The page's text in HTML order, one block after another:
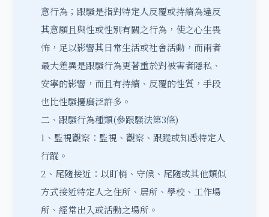
意行為；跟騷是指對特定人反覆或持續為違反
其意願且與性或性別有關之行為，使之心生畏
怖，足以影響其日常生活或社會活動，而兩者
最大差異是跟騷行為更著重於對被害者隱私、
安寧的影響，而且有持續、反覆的性質，手段
也比性騷擾廣泛許多。
二、跟騷行為種類(參跟騷法第3條)
1、監視觀察：監視、觀察、跟蹤或知悉特定人
行蹤。
2、尾隨接近：以盯梢、守候、尾隨或其他類似
方式接近特定人之住所、居所、學校、工作場
所、經常出入或活動之場所。